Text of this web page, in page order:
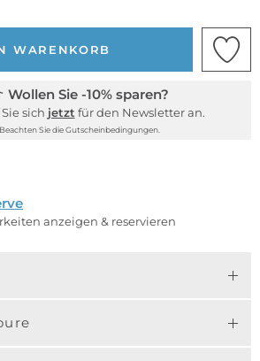
WARENKORB
Wollen Sie -10% sparen?
sich jetzt für den Newsletter an.
Beachten Sie die Gutscheinbedingungen.
anzeigen & reservieren